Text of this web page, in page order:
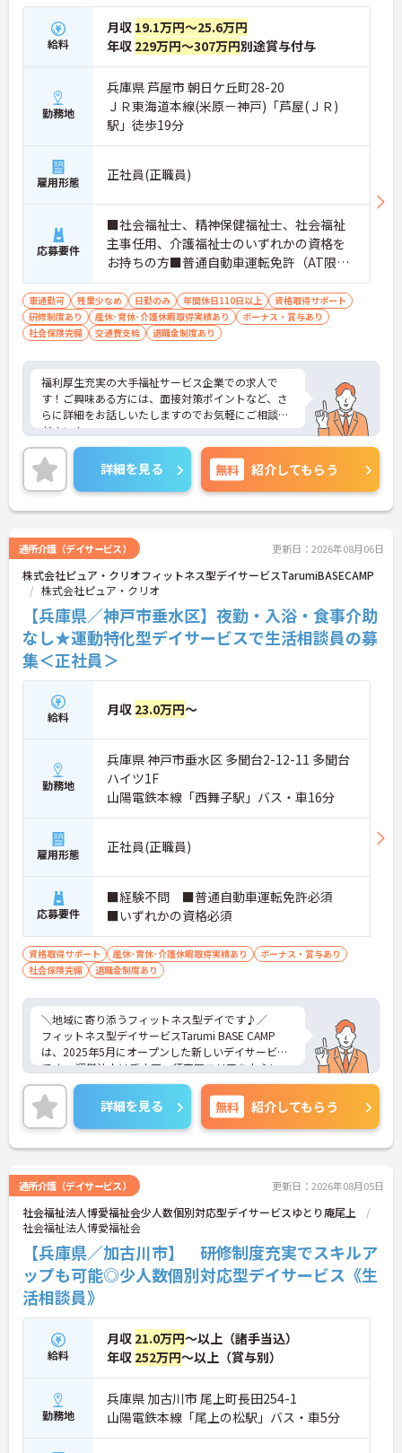
給料
月収 19.1万円～25.6万円
年収 229万円～307万円別途賞与付与
勤務地
兵庫県 芦屋市 朝日ケ丘町28-20
ＪＲ東海道本線(米原－神戸)「芦屋(ＪＲ)
駅」徒歩19分
雇用形態 正社員(正職員)
応募要件
■社会福祉士、精神保健福祉士、社会福祉
主事任用、介護福祉士のいずれかの資格を
お持ちの方■普通自動車運転免許（AT限定
可）■デイサービスや高齢者施設での生活
相談員業務の経験ある方
車通勤可 残業少なめ 日勤のみ 年間休日110日以上
資格取得サポート
研修制度あり
産休･育休･介護休暇取得実績あり
ボーナス・賞与あり
社会保険完備
交通費支給 退職金制度あり
福利厚生充実の大手福祉サービス企業での求人で
す！ご興味ある方には、面接対策ポイントなど、さ
らに詳細をお話しいたしますのでお気軽にご相談く
ださい！
詳細を見る 無料 紹介してもらう
通所介護（デイサービス） 更新日：2026年08月06日
株式会社ピュア・クリオフィットネス型デイサービスTarumiBASECAMP
株式会社ピュア・クリオ
【兵庫県／神戸市垂水区】夜勤・入浴・食事介助
なし★運動特化型デイサービスで生活相談員の募
集＜正社員＞
給料 月収 23.0万円～
勤務地
兵庫県 神戸市垂水区 多聞台2-12-11 多聞台
ハイツ1F
山陽電鉄本線「西舞子駅」バス・車16分
雇用形態 正社員(正職員)
応募要件
■経験不問 ■普通自動車運転免許必須
■いずれかの資格必須
資格取得サポート 産休･育休･介護休暇取得実績あり
ボーナス・賞与あり
社会保険完備
退職金制度あり
＼地域に寄り添うフィットネス型デイです♪／
フィットネス型デイサービスTarumi BASE CAMP
は、2025年5月にオープンした新しいデイサービス
です。 運営法人は垂水区・須磨区エリアを中心に、
通所介護だけでなく訪問看護・訪問リハビリ・居宅
介護支援なども展開しており、地域で暮らす高齢者
の生活を幅広く支えている法人です。
こちらの事業所は定員10名以下の少人数制で、比較
的自立度の高い利用者様への運動支援や相談対応が
方らしい生活の継続をサポートできる環境です。勤
務は8:30～17:30の日勤のみで、週休二日制に加え
て夏季休暇・年末年始休暇も完備。有給休暇の時間
単位取得や子育て支援制度も整っているため、家庭
やプライベートとの両立を大切にしながら長く働き
たい方にもおすすめです。新しい事業所だからこ
そ、みんなで職場づくりに関わっていける魅力もあ
ります♪
■ 日勤だけで無理なく働ける♪
生活リズムを整えながら長く働きやすい環境です。
・勤務時間は8:30～17:30の日勤のみ
・週休二日制を採用 ・夏季休暇、年末年始休暇あり
・残業は月20時間以内
→ ワークライフバランスを大切にしながら働けます
詳細を見る 無料 紹介してもらう
通所介護（デイサービス） 更新日：2026年08月05日
社会福祉法人博愛福祉会少人数個別対応型デイサービスゆとり庵尾上
社会福祉法人博愛福祉会
【兵庫県／加古川市】 研修制度充実でスキルア
ップも可能◎少人数個別対応型デイサービス《生
活相談員》
給料
月収 21.0万円～以上（諸手当込）
年収 252万円～以上（賞与別）
勤務地
兵庫県 加古川市 尾上町長田254-1
山陽電鉄本線「尾上の松駅」バス・車5分